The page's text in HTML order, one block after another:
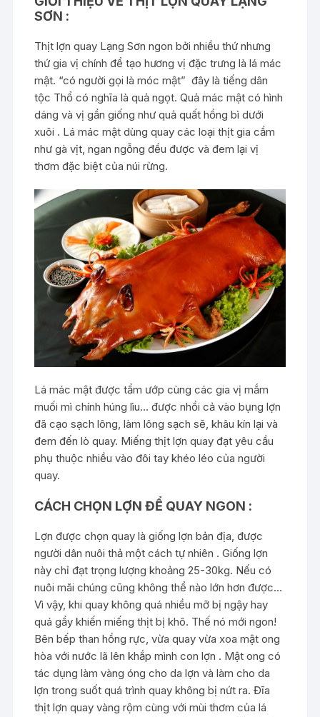
SƠN :
Thịt lợn quay Lạng Sơn ngon bởi nhiều thứ nhưng
thứ gia vị chính để tạo hương vị đặc trưng là lá mác
mật. “có người gọi là móc mật” đây là tiếng dân
tộc Thổ có nghĩa là quả ngọt. Quả mác mật có hình
dáng và vị gần giống như quả quất hồng bì dưới
xuôi . Lá mác mật dùng quay các loại thịt gia cầm
như gà vịt, ngan ngỗng đều được và đem lại vị
thơm đặc biệt của núi rừng.
Lá mác mật được tẩm ướp cùng các gia vị mắm
muối mì chính húng lìu… được nhồi cả vào bụng lợn
đã cạo sạch lông, làm lông sạch sẽ, khâu kín lại và
đem đến lò quay. Miếng thịt lợn quay đạt yêu cầu
phụ thuộc nhiều vào đôi tay khéo léo của người
quay.
CÁCH CHỌN LỢN ĐỂ QUAY NGON :
Lợn được chọn quay là giống lợn bản địa, được
người dân nuôi thả một cách tự nhiên . Giống lợn
này chỉ đạt trọng lượng khoảng 25-30kg. Nếu có
nuôi mãi chúng cũng không thể nào lớn hơn được…
Vì vậy, khi quay không quá nhiều mỡ bị ngậy hay
quá gầy khiến miếng thịt bị khô. Thế nó mới ngon!
Bên bếp than hồng rực, vừa quay vừa xoa mật ong
hòa với nước lã lên khắp mình con lợn . Mật ong có
tác dụng làm vàng óng cho da lợn và làm cho da
lợn trong suốt quá trình quay không bị nứt ra. Đĩa
thịt lợn quay vàng rộm cùng với mùi thơm của lá